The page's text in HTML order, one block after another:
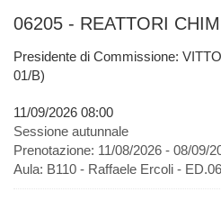
06205 - REATTORI
Presidente di Commissione:
01/B)
11/09/2026 08:00
Sessione autunnale
Prenotazione: 11/08/2026 - 08/09/
Aula: B110 - Raffaele Ercoli -